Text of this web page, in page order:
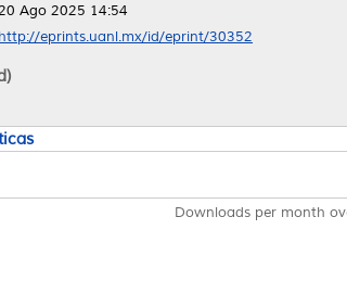
Ago 2025 14:54
http://eprints.uanl.mx/id/eprint/30352
Downloads per month